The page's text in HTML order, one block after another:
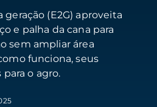
(E2G) aproveita
e palha da cana para
sem ampliar área
funciona, seus
o agro.